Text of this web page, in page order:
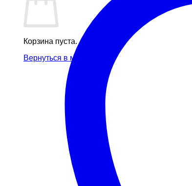
Корзина пуста.
Вернуться в магазин